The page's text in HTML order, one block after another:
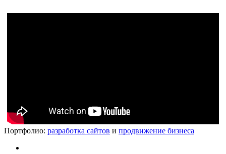
Портфолио: разработка сайтов и продвижение бизнеса